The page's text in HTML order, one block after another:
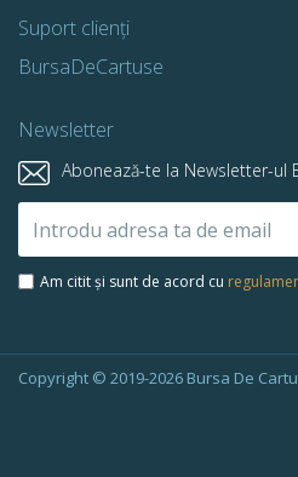
Suport clienți
BursaDeCartuse
Newsletter
Abonează-te la Newsletter-ul
la
newsletter-
Am citit și sunt de acord cu
Copyright © 2019-2026 Bursa De